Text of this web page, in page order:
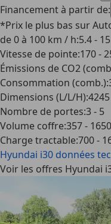
Financement à partir de:
*Prix le plus bas sur
de 0 à 100 km / h:5.4 -
Vitesse de pointe:170 -
Émissions de CO2
Consommation (comb.):
Dimensions (L/L/H):
Nombre de portes:3 - 5
Volume coffre:357 -
Charge tractable:700 -
Hyundai i30 données
Voir les offres Hyundai